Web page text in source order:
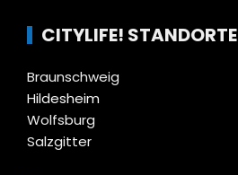
CITYLIFE! STANDORTE
Braunschweig
Hildesheim
Wolfsburg
Salzgitter